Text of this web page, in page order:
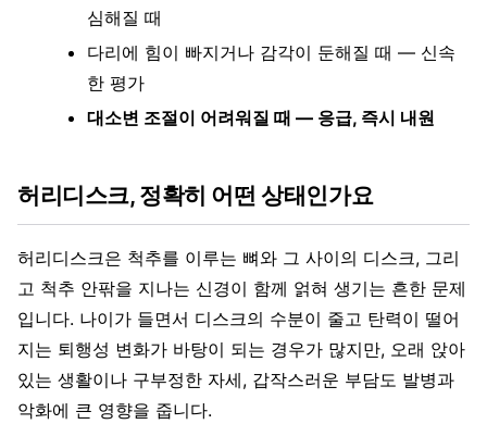
심해질 때
다리에 힘이 빠지거나 감각이 둔해질 때 — 신속
한 평가
대소변 조절이 어려워질 때 — 응급, 즉시 내원
허리디스크, 정확히 어떤 상태인가요
허리디스크은 척추를 이루는 뼈와 그 사이의 디스크, 그리
고 척추 안팎을 지나는 신경이 함께 얽혀 생기는 흔한 문제
입니다. 나이가 들면서 디스크의 수분이 줄고 탄력이 떨어
지는 퇴행성 변화가 바탕이 되는 경우가 많지만, 오래 앉아
있는 생활이나 구부정한 자세, 갑작스러운 부담도 발병과
악화에 큰 영향을 줍니다.